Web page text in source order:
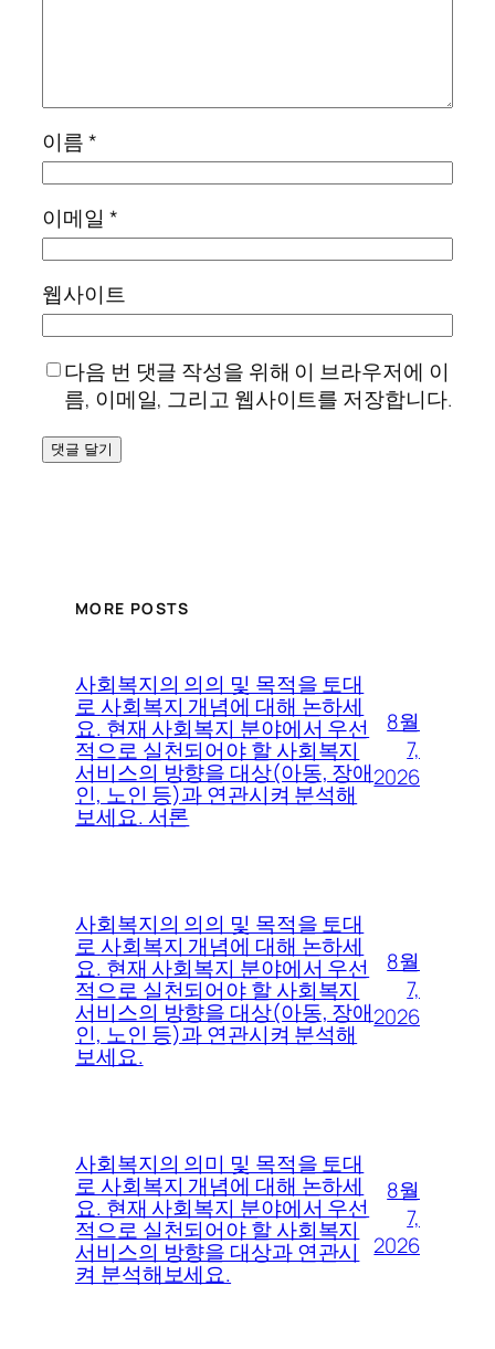
이름*
이메일 *
웹사이트
다음 번 댓글 작성을 위해 이 브라우저에 이
름, 이메일, 그리고 웹사이트를 저장합니다.
MORE POSTS
사회복지의 의의 및 목적을 토대
로 사회복지 개념에 대해 논하세
요. 현재 사회복지 분야에서 우선
적으로 실천되어야 할 사회복지
서비스의 방향을 대상(아동, 장애
인, 노인 등)과 연관시켜 분석해
보세요. 서론
8월
7,
2026
사회복지의 의의 및 목적을 토대
로 사회복지 개념에 대해 논하세
요. 현재 사회복지 분야에서 우선
적으로 실천되어야 할 사회복지
서비스의 방향을 대상(아동, 장애
인, 노인 등)과 연관시켜 분석해
보세요.
8월
7,
2026
사회복지의 의미 및 목적을 토대
로 사회복지 개념에 대해 논하세
요. 현재 사회복지 분야에서 우선
적으로 실천되어야 할 사회복지
서비스의 방향을 대상과 연관시
켜 분석해보세요.
8월
7,
2026